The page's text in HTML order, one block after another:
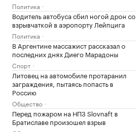
Политика
Водитель автобуса сбил ногой дрон со
взрывчаткой в аэропорту Лейпцига
Политика
В Аргентине массажист рассказал о
последних днях Диего Марадоны
Спорт
Литовец на автомобиле протаранил
заграждения, пытаясь попасть в
Россию
Общество
Перед пожаром на НПЗ Slovnaft в
Братиславе произошел взрыв